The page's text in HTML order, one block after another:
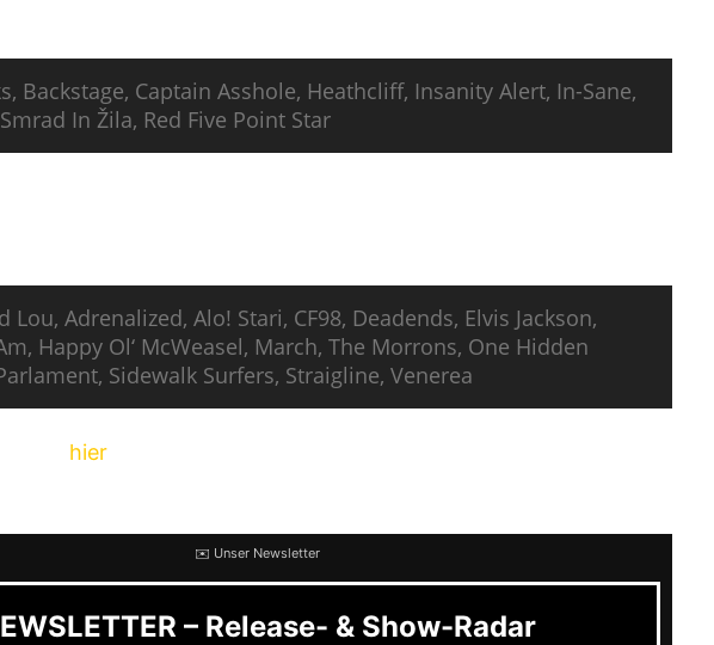
Backstage, Captain Asshole, Heathcliff, Insanity Alert, In-Sane,
In Žila, Red Five Point Star
Lou, Adrenalized, Alo! Stari, CF98, Deadends, Elvis Jackson,
Happy Ol‘ McWeasel, March, The Morrons, One Hidden
Sidewalk Surfers, Straigline, Venerea
hier
✉️ Unser Newsletter
– Release- & Show-Radar